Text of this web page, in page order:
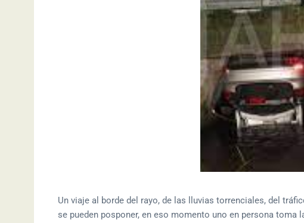
Un viaje al borde del rayo, de las lluvias torrenciales, del
se pueden posponer, en eso momento uno en persona